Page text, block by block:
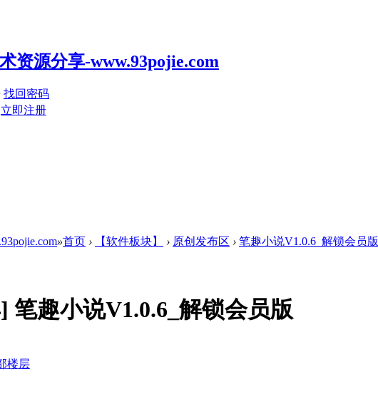
找回密码
立即注册
»首页 › 【软件板块】 › 原创发布区 › 笔趣小说V1.0.6_解锁会员版
笔趣小说V1.0.6_解锁会员版
楼层